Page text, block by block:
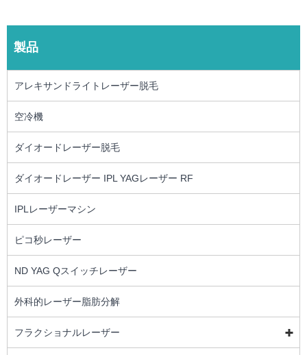
製品
アレキサンドライトレーザー脱毛
空冷機
ダイオードレーザー脱毛
ダイオードレーザー IPL YAGレーザー RF
IPLレーザーマシン
ピコ秒レーザー
ND YAG Qスイッチレーザー
外科的レーザー脂肪分解
フラクショナルレーザー